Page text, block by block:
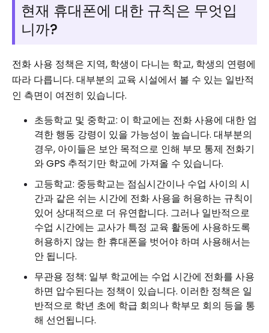
현재 휴대폰에 대한 규칙은 무엇입
니까?
전화 사용 정책은 지역, 학생이 다니는 학교, 학생의 연령에
따라 다릅니다. 대부분의 교육 시설에서 볼 수 있는 일반적
인 측면이 여전히 있습니다.
초등학교 및 중학교: 이 학교에는 전화 사용에 대한 엄
격한 행동 강령이 있을 가능성이 높습니다. 대부분의
경우, 아이들은 보안 목적으로 인해 부모 통제 전화기
와 GPS 추적기만 학교에 가져올 수 있습니다.
고등학교: 중등학교는 점심시간이나 수업 사이의 시
간과 같은 쉬는 시간에 전화 사용을 허용하는 규칙이
있어 상대적으로 더 유연합니다. 그러나 일반적으로
수업 시간에는 교사가 특정 교육 활동에 사용하도록
허용하지 않는 한 휴대폰을 벗어야 하며 사용해서는
안 됩니다.
무관용 정책: 일부 학교에는 수업 시간에 전화를 사용
하면 압수된다는 정책이 있습니다. 이러한 정책은 일
반적으로 학년 초에 학급 회의나 학부모 회의 등을 통
해 선언됩니다.